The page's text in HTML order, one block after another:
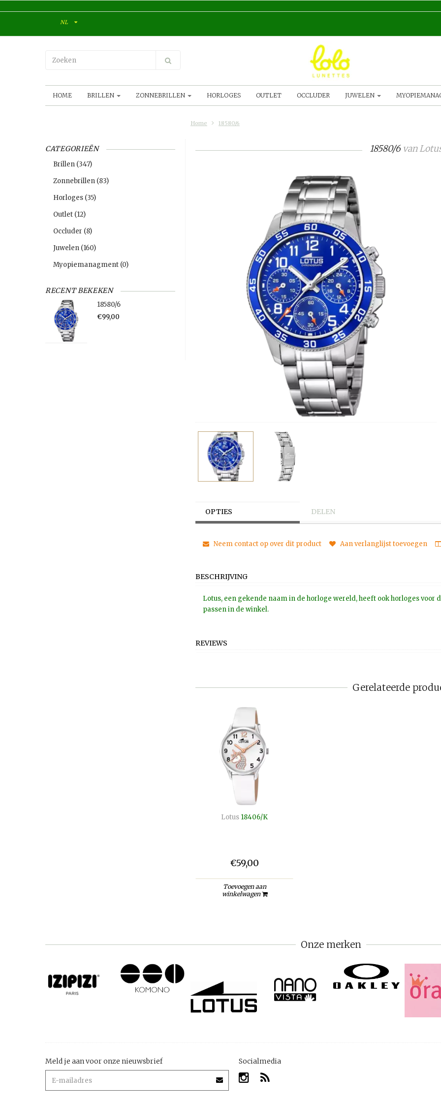
NL
HOME BRILLEN ZONNEBRILLEN HORLOGES OUTLET OCCLUDER JUWELEN
Home 18580/6
CATEGORIEËN
Brillen (347)
Zonnebrillen (83)
Horloges (35)
Outlet (12)
Occluder (8)
Juwelen (160)
Myopiemanagment (0)
RECENT BEKEKEN
18580/6
€99,00
18580/6 van
OPTIES DELEN
Neem contact op over dit product Aan verlanglijst toevoegen
BESCHRIJVING
Lotus, een gekende naam in de horloge wereld, heeft ook horloges voor
passen in de winkel.
REVIEWS
Gerelateerde
Lotus 18406/K
€59,00
Toevoegen aan
winkelwagen
Onze merken
Meld je aan voor onze nieuwsbrief Socialmedia